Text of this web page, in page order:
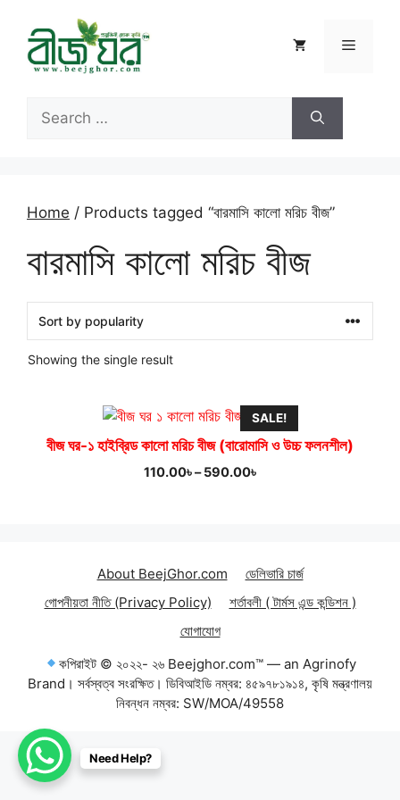
content
Menu
for:
Home / Products tagged “বারমাসি কালো মরিচ বীজ”
বারমাসি কালো মরিচ বীজ
Showing the single result
SALE!
বীজ ঘর-১ হাইব্রিড কালো মরিচ বীজ (বারোমাসি ও উচ্চ ফলনশীল)
110.00৳– 590.00৳Price
About BeejGhor.com
ডেলিভারি চার্জ
গোপনীয়তা নীতি (Privacy Policy)
শর্তাবলী ( টার্মস এন্ড কন্ডিশন )
যোগাযোগ
কপিরাইট © ২০২২- ২৬ Beejghor.com™ — an Agrinofy
Brand। সর্বস্বত্ব সংরক্ষিত। ডিবিআইডি নম্বর: ৪৫৯৭৮১৯১৪, কৃষি মন্ত্রণালয়
নিবন্ধন নম্বর: SW/MOA/49558
Item added to cart.
0 items -0.00৳
Need Help?